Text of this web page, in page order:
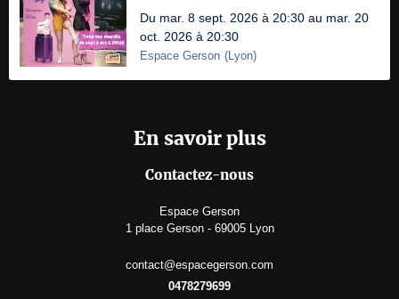
Du mar. 8 sept. 2026 à 20:30 au mar. 20
oct. 2026 à 20:30
Espace Gerson (Lyon)
En savoir plus
Contactez-nous
Espace Gerson
1 place Gerson - 69005 Lyon
contact@espacegerson.com
0478279699